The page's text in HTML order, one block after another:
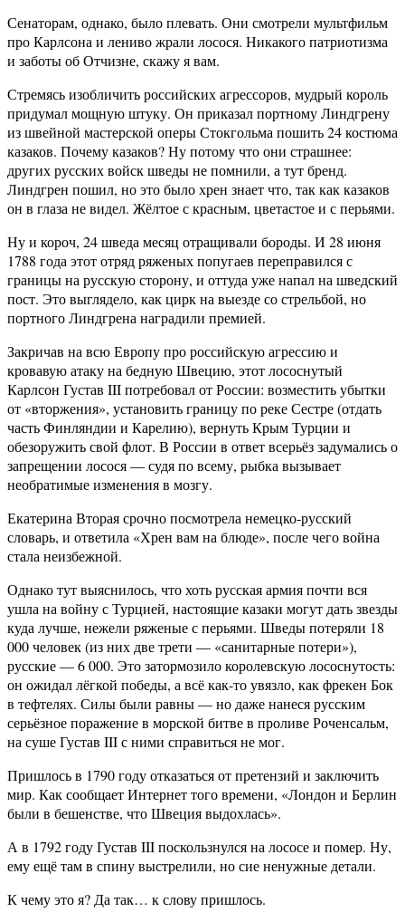
Сенаторам, однако, было плевать. Они смотрели мультфильм
про Карлсона и лениво жрали лосося. Никакого патриотизма
и заботы об Отчизне, скажу я вам.
Стремясь изобличить российских агрессоров, мудрый король
придумал мощную штуку. Он приказал портному Линдгрену
из швейной мастерской оперы Стокгольма пошить 24 костюма
казаков. Почему казаков? Ну потому что они страшнее:
других русских войск шведы не помнили, а тут бренд.
Линдгрен пошил, но это было хрен знает что, так как казаков
он в глаза не видел. Жёлтое с красным, цветастое и с перьями.
Ну и короч, 24 шведа месяц отращивали бороды. И 28 июня
1788 года этот отряд ряженых попугаев переправился с
границы на русскую сторону, и оттуда уже напал на шведский
пост. Это выглядело, как цирк на выезде со стрельбой, но
портного Линдгрена наградили премией.
Закричав на всю Европу про российскую агрессию и
кровавую атаку на бедную Швецию, этот лососнутый
Карлсон Густав III потребовал от России: возместить убытки
от «вторжения», установить границу по реке Сестре (отдать
часть Финляндии и Карелию), вернуть Крым Турции и
обезоружить свой флот. В России в ответ всерьёз задумались о
запрещении лосося — судя по всему, рыбка вызывает
необратимые изменения в мозгу.
Екатерина Вторая срочно посмотрела немецко-русский
словарь, и ответила «Хрен вам на блюде», после чего война
стала неизбежной.
Однако тут выяснилось, что хоть русская армия почти вся
ушла на войну с Турцией, настоящие казаки могут дать звезды
куда лучше, нежели ряженые с перьями. Шведы потеряли 18
000 человек (из них две трети — «санитарные потери»),
русские — 6 000. Это затормозило королевскую лососнутость:
он ожидал лёгкой победы, а всё как-то увязло, как фрекен Бок
в тефтелях. Силы были равны — но даже нанеся русским
серьёзное поражение в морской битве в проливе Роченсальм,
на суше Густав III с ними справиться не мог.
Пришлось в 1790 году отказаться от претензий и заключить
мир. Как сообщает Интернет того времени, «Лондон и Берлин
были в бешенстве, что Швеция выдохлась».
А в 1792 году Густав III поскользнулся на лососе и помер. Ну,
ему ещё там в спину выстрелили, но сие ненужные детали.
К чему это я? Да так… к слову пришлось.